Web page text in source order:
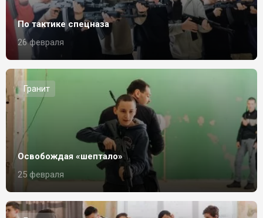
По тактике спецназа
26 февраля
Гранит
Освобождая «шептало»
25 февраля